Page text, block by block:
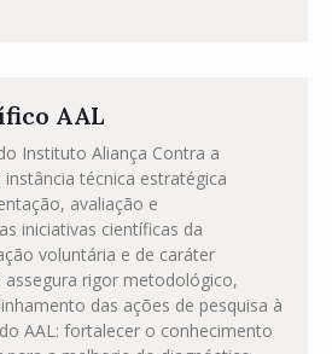
AAL
Instituto Aliança Contra a
técnica estratégica
avaliação e
iniciativas científicas da
voluntária e de caráter
rigor metodológico,
das ações de pesquisa à
AAL: fortalecer o conhecimento